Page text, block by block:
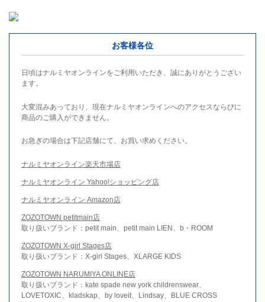
お客様各位
日頃はナルミヤオンラインをご利用いただき、誠にありがとうござい
ます。
大変混みあっており、現在ナルミヤオンラインへのアクセスならびに
商品のご購入ができません。
お急ぎの場合は下記店舗にて、お買い求めください。
ナルミヤオンライン楽天市場店
ナルミヤオンライン Yahoo!ショッピング店
ナルミヤオンライン Amazon店
ZOZOTOWN petitmain店
取り扱いブランド：petit main、petit main LIEN、b・ROOM
ZOZOTOWN X-girl Stages店
取り扱いブランド：X-girl Stages、XLARGE KIDS
ZOZOTOWN NARUMIYA ONLINE店
取り扱いブランド：kate spade new york childrenswear、
LOVETOXIC、kladskap、by loveit、Lindsay、BLUE CROSS